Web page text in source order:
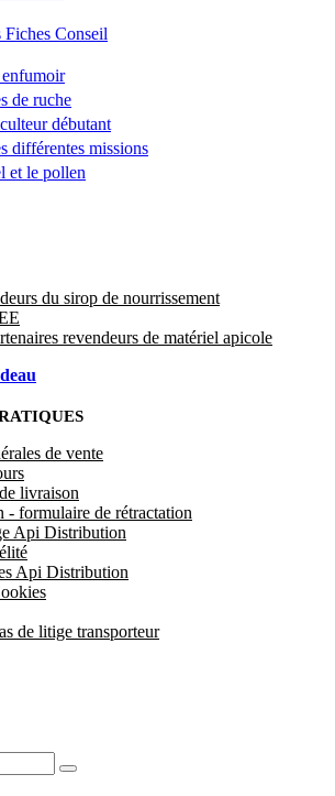
Fiches Conseil
de ruche
débutant
différentes missions
et le pollen
du sirop de nourrissement
revendeurs de matériel apicole
de vente
livraison
formulaire de rétractation
Api Distribution
Api Distribution
de litige transporteur